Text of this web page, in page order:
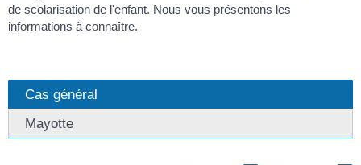
de scolarisation de l'enfant. Nous vous présentons les
informations à connaître.
Cas général
Mayotte